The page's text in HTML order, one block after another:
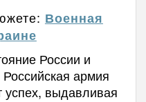
Военная
России и
армия
успех, выдавливая